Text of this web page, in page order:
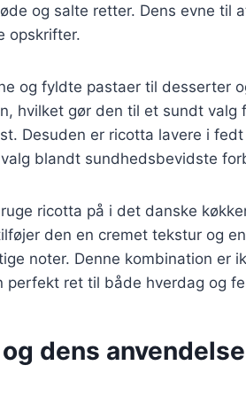
og salte retter. Dens evne til
opskrifter.
og fyldte pastaer til desserter
hvilket gør den til et sundt valg
Desuden er ricotta lavere i
blandt sundhedsbevidste
ricotta på i det danske
den en cremet tekstur og
noter. Denne kombination er
ret til både hverdag og
dens